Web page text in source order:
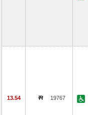
13.54 19767